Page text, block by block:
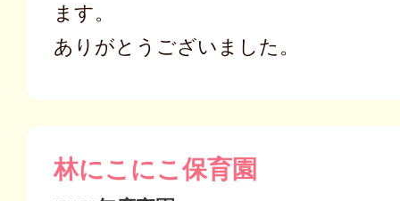
ます。
ありがとうございました。
林にこにこ保育園